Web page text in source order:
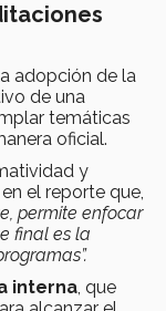
adopción de la
de una
temáticas
oficial.
y
el reporte que,
permite enfocar
final es la
interna, que